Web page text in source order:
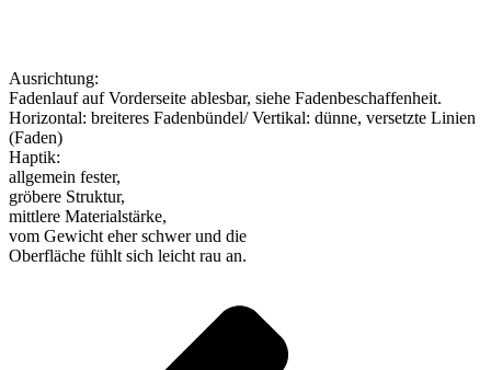
Ausrichtung:
Fadenlauf auf Vorderseite ablesbar, siehe Fadenbeschaffenheit.
Horizontal: breiteres Fadenbündel/ Vertikal: dünne, versetzte Linien
(Faden)
Haptik:
allgemein fester,
gröbere Struktur,
mittlere Materialstärke,
vom Gewicht eher schwer und die
Oberfläche fühlt sich leicht rau an.